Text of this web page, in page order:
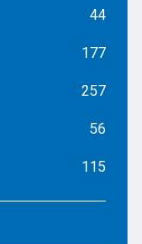
44
177
257
56
115